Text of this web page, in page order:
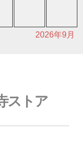
2026年9月
ストア